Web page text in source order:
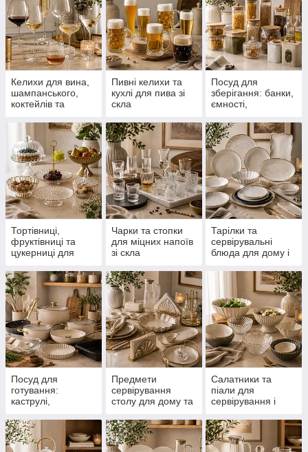
Келихи для вина,
шампанського,
коктейлів та
Пивні келихи та
кухлі для пива зі
скла
Посуд для
зберігання: банки,
ємності,
пляшки
Тортівниці,
фруктівниці та
цукерниці для
столу
Чарки та стопки
для міцних напоїв
зі скла
Тарілки та
сервірувальні
блюда для дому і
Посуд для
готування:
каструлі,
та кухонний посуд
Предмети
сервірування
столу для дому та
Салатники та
піали для
сервірування і